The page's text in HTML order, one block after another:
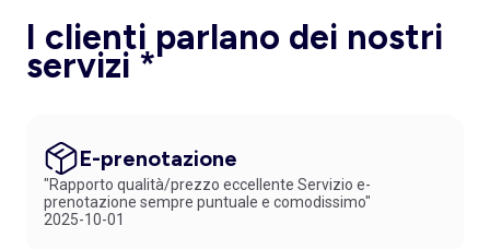
bambina- Vestaglia Trench bambina
Scarpe da
ginnastica-Piumini bambina - Ballerine bambina- Stivali bambina
Cappotti bambina
-Grembiuli bambina
bambina
pantofole? Cerchi pantofole di marca o pantofole stampate con
l'immagine del suo personaggio preferito? La tua bimba ha voglia di
un paio di pantofole fantasia per dare un tocco di allegria all'estate?
Pantofole chiuse o aperte, pantofole con zip o a strappo... Scopri la
nostra vasta gamma di pantofole per bambina!
I clienti parlano dei nostri
servizi *
E-prenotazione
"Rapporto qualità/prezzo eccellente Servizio e-
prenotazione sempre puntuale e comodissimo"
2025-10-01